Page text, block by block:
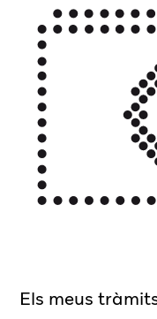
Els meus